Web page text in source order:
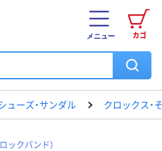
カゴ
メニュー
ューズ・サンダル クロックス・
ックバンド）